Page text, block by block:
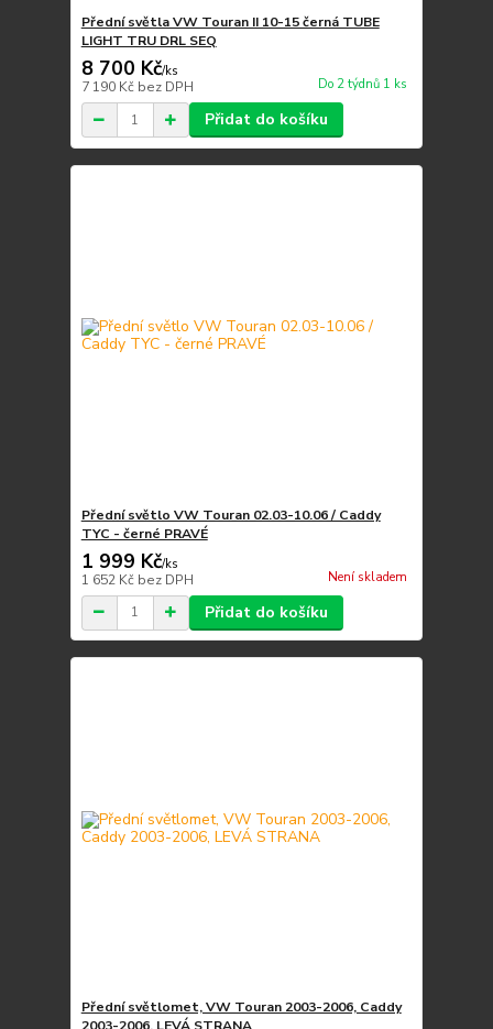
Přední světla VW Touran II 10-15 černá TUBE
LIGHT TRU DRL SEQ
8 700 Kč/ks
7 190 Kč bez DPH Do 2 týdnů 1 ks
Přidat do košíku
Přední světlo VW Touran 02.03-10.06 / Caddy
TYC - černé PRAVÉ
1 999 Kč/ks
1 652 Kč bez DPH Není skladem
Přidat do košíku
Přední světlomet, VW Touran 2003-2006, Caddy